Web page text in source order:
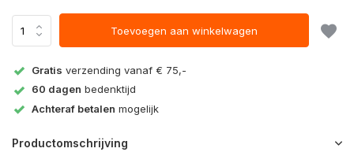
Toevoegen aan winkelwagen
Gratis verzending vanaf € 75,-
60 dagen bedenktijd
Achteraf betalen mogelijk
Productomschrijving